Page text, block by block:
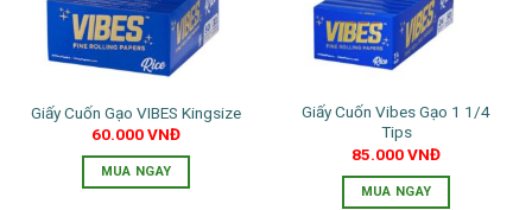
Giấy Cuốn Gạo VIBES Kingsize
60.000VNĐ
MUA NGAY
Giấy Cuốn Vibes Gạo 1 1/4
Tips
85.000VNĐ
MUA NGAY